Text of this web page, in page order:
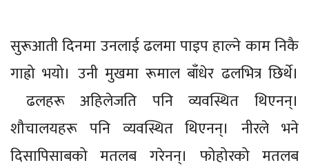
सुरूआती दिनमा उनलाई ढलमा पाइप हाल्ने काम निकै
गाह्रो भयो। उनी मुखमा रूमाल बाँधेर ढलभित्र छिर्थे।
ढलहरू अहिलेजति पनि व्यवस्थित थिएनन्।
शौचालयहरू पनि व्यवस्थित थिएनन्। नीरले भने
दिसापिसाबको मतलब गरेनन्। फोहोरको मतलब